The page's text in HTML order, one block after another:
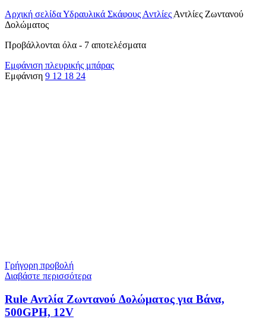
Αρχική σελίδαΥδραυλικά Σκάφους Αντλίες Αντλίες Ζωντανού
Δολώματος
Προβάλλονται όλα - 7 αποτελέσματα
Εμφάνιση πλευρικής μπάρας
Εμφάνιση 9 12 18 24
Γρήγορη προβολή
Διαβάστε περισσότερα
Rule Αντλία Ζωντανού Δολώματος για Βάνα,
500GPH, 12V